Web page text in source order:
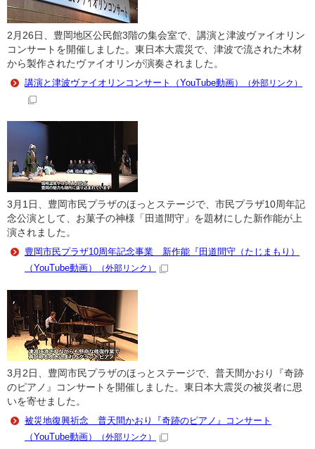
2月26日、豊岡地区公民館3階の集会室で、講演と津波ヴァイオリン
コンサートを開催しました。東日本大震災で、津波で流された木材
から製作されたヴァイオリンが演奏されました。
講演と津波ヴァイオリンコンサート（YouTube動画）
（外部リンク）
3月1日、豊岡市民プラザのほっとステージで、市民プラザ10周年記
念公演として、お菓子の神様「田道間守」を題材にした新作能が上
演されました。
豊岡市民プラザ10周年記念事業 新作能『田道間守（たじまもり）
（YouTube動画）
（外部リンク）
3月2日、豊岡市民プラザのほっとステージで、普天間かおり『奇跡
のピアノ』コンサートを開催しました。東日本大震災の被災者に思
いを寄せました。
被災地復興祈念 普天間かおり『奇跡のピアノ』コンサート
（YouTube動画）
（外部リンク）